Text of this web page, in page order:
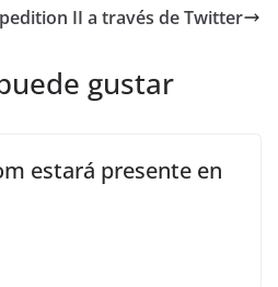
II a través de Twitter
gustar
estará presente en